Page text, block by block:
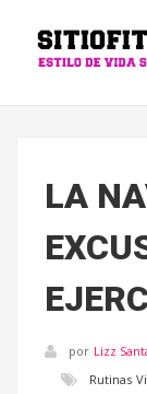
LA
por Lizz
Rutinas